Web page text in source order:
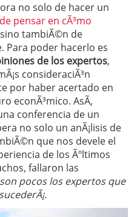
no solo de hacer un
de pensar en cÃ³mo
tambiÃ©n de
Para poder hacerlo es
de los expertos,
consideraciÃ³n
por haber acertado en
econÃ³mico. AsÃ­,
conferencia de un
no solo un anÃ¡lisis de
que nos devele el
de los Ãºltimos
fallaron las
son pocos los expertos que